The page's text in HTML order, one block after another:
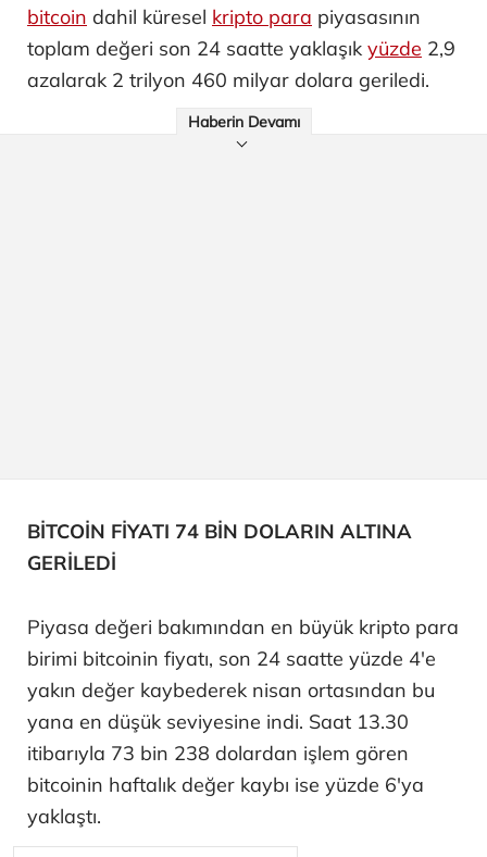
bitcoin dahil küresel kripto para piyasasının
toplam değeri son 24 saatte yaklaşık yüzde 2,9
azalarak 2 trilyon 460 milyar dolara geriledi.
Haberin Devamı
BİTCOİN FİYATI 74 BİN DOLARIN ALTINA
GERİLEDİ
Piyasa değeri bakımından en büyük kripto para
birimi bitcoinin fiyatı, son 24 saatte yüzde 4'e
yakın değer kaybederek nisan ortasından bu
yana en düşük seviyesine indi. Saat 13.30
itibarıyla 73 bin 238 dolardan işlem gören
bitcoinin haftalık değer kaybı ise yüzde 6'ya
yaklaştı.